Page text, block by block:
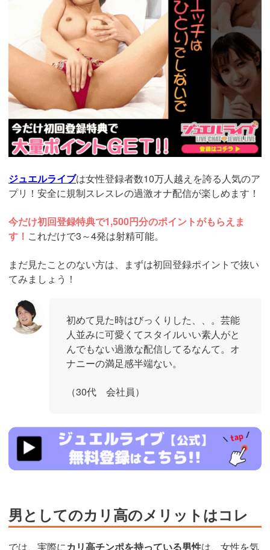
ジュエルライブは女性登録者数10万人越えを誇る人気のア
プリ！安全に規制スレスレの過激オナ配信が楽しめます！
今だけ初回登録特典で1,500円分のポイントがもらえま
す！ これだけで3～4発は射精可能。
まだ見たことのない方は、まずは初回登録ポイントで抜い
てみましょう！
初めて見た時はびっくりした、、。芸能
人並みに可愛くてスタイルいい素人がと
んでもない過激な配信してるなんて。オ
ナニーの満足感半端ない。
（30代 会社員）
https://www.j-
live.tv/LiveChat/acs.php?
si=jwchatt&pid=MLA5661_0004&pa=lp40.php
男としてのカリ高のメリットはコレ
では、実際にカリ高チンポを持っている男性は、女性を気